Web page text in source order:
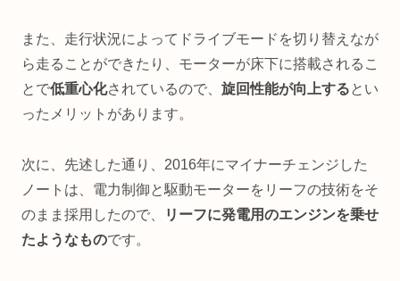
また、走行状況によってドライブモードを切り替えなが
ら走ることができたり、モーターが床下に搭載されるこ
とで低重心化されているので、 旋回性能が向上するとい
ったメリットがあります。
次に、先述した通り、2016年にマイナーチェンジした
ノートは、電力制御と駆動モーターをリーフの技術をそ
のまま採用したので、
リーフに発電用のエンジンを乗せ
たようなものです。